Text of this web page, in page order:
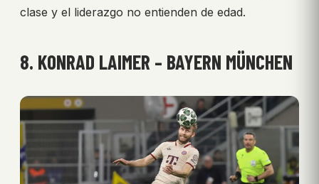
clase y el liderazgo no entienden de edad.
8. KONRAD LAIMER – BAYERN MÜNCHEN